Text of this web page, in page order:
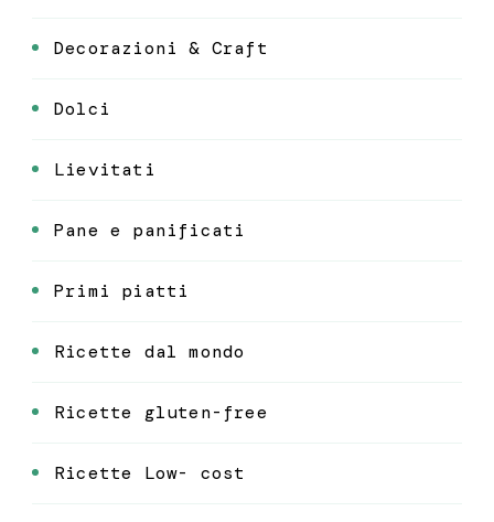
Decorazioni & Craft
Dolci
Lievitati
Pane e panificati
Primi piatti
Ricette dal mondo
Ricette gluten-free
Ricette Low- cost